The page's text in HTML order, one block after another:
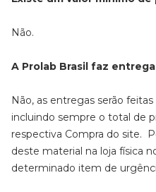
Não.
A Prolab Brasil faz
Não, as entregas serão
incluindo sempre o total de
respectiva Compra do site.
deste material na loja física
determinado item de